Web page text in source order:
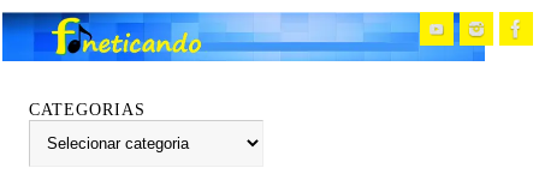
CATEGORIAS